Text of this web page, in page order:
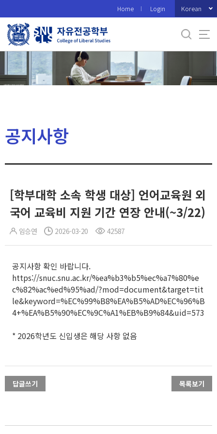
로
메
Home Login Korean
공지사항
[학부대학 소속 학생 대상] 언어교육원 외
국어 교육비 지원 기간 연장 안내(~3/22)
임승연 2026-03-20 42587
공지사항 확인 바랍니다.
https://snuc.snu.ac.kr/%ea%b3%b5%ec%a7%80%e
c%82%ac%ed%95%ad/?mod=document&target=tit
le&keyword=%EC%99%B8%EA%B5%AD%EC%96%B
4+%EA%B5%90%EC%9C%A1%EB%B9%84&uid=573
* 2026학년도 신입생은 해당 사항 없음
답글쓰기 목록보기